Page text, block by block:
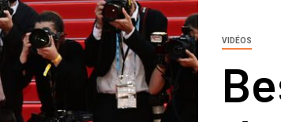
VIDÉOS